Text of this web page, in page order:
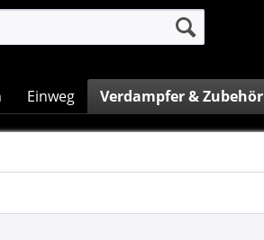
Einweg Verdampfer & Zubehör